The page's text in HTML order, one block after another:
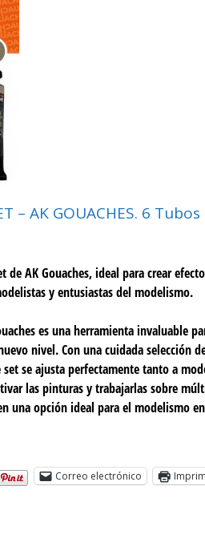
– AK GOUACHES. 6
de AK Gouaches, ideal para crear
y entusiastas del modelismo.
es una herramienta invaluable
nivel. Con una cuidada selección
se ajusta perfectamente tanto a
las pinturas y trabajarlas sobre
una opción ideal para el modelismo
Correo electrónico